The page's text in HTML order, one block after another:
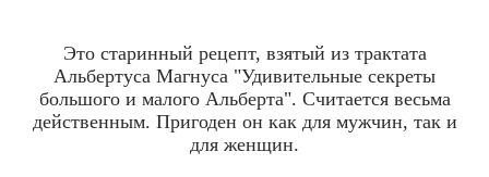
Это старинный рецепт, взятый из трактата
Альбертуса Магнуса "Удивительные секреты
большого и малого Альберта". Считается весьма
действенным. Пригоден он как для мужчин, так и
для женщин.